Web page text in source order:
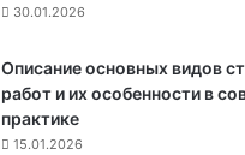
30.01.2026
Описание основных видов
работ и их особенности в
практике
15.01.2026